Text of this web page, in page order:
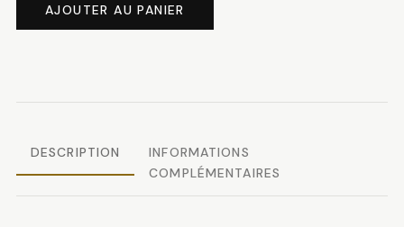
Mélodie
AJOUTER AU PANIER
DESCRIPTION
INFORMATIONS
COMPLÉMENTAIRES